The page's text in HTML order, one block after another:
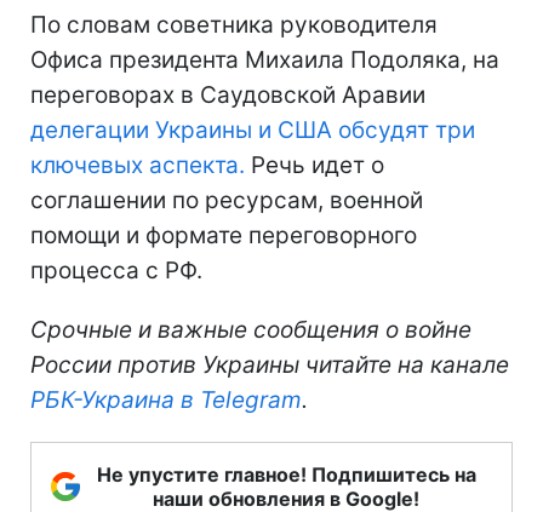
По словам советника руководителя
Офиса президента Михаила Подоляка, на
переговорах в Саудовской Аравии
делегации Украины и США обсудят три
ключевых аспекта. Речь идет о
соглашении по ресурсам, военной
помощи и формате переговорного
процесса с РФ.
Срочные и важные сообщения о войне
России против Украины читайте на канале
РБК-Украина в Telegram.
Не упустите главное! Подпишитесь на
наши обновления в Google!